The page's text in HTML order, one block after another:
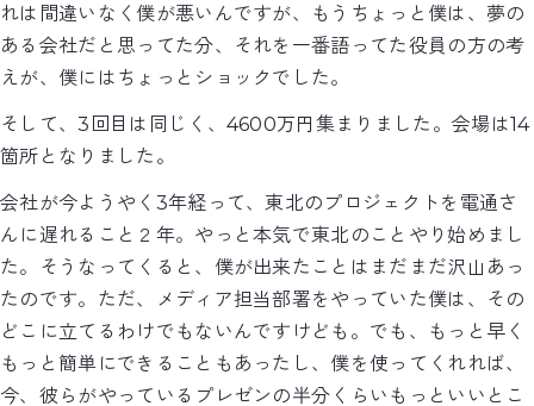
れは間違いなく僕が悪いんですが、もうちょっと僕は、夢の
ある会社だと思ってた分、それを一番語ってた役員の方の考
えが、僕にはちょっとショックでした。
そして、3回目は同じく、4600万円集まりました。会場は14
箇所となりました。
会社が今ようやく3年経って、東北のプロジェクトを電通さ
んに遅れること２年。やっと本気で東北のことやり始めまし
た。そうなってくると、僕が出来たことはまだまだ沢山あっ
たのです。ただ、メディア担当部署をやっていた僕は、その
どこに立てるわけでもないんですけども。でも、もっと早く
もっと簡単にできることもあったし、僕を使ってくれれば、
今、彼らがやっているプレゼンの半分くらいもっといいとこ